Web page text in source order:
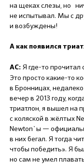
на щеках слезы, но
не испытывал. Мы с
и возбуждены!
А как появился
АС: Я где-то прочитал
Это просто какие-то
в Бронницах,
вечер в 2013 году,
триатлон, я вышел на
с коляской в жёлтых
Newton`ы —
в них бегал. Я тогда
чтобы победить». Я
но сам не умел